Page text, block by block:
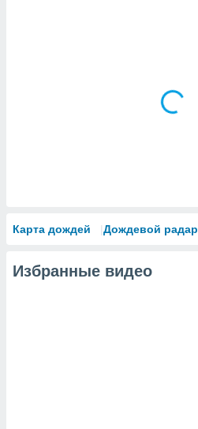
Карта дождей Дождевой радар
Избранные видео